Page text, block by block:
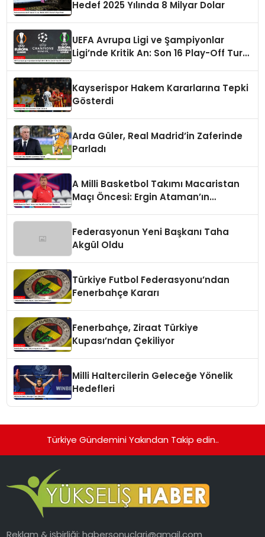
Hedef 2025 Yılında 8 Milyar Dolar
UEFA Avrupa Ligi ve Şampiyonlar
Ligi’nde Kritik An: Son 16 Play-Off Turu
Kayserispor Hakem Kararlarına Tepki
Gösterdi
Arda Güler, Real Madrid’in Zaferinde
Parladı
A Milli Basketbol Takımı Macaristan
Maçı Öncesi: Ergin Ataman’ın
Federasyonun Yeni Başkanı Taha
Akgül Oldu
Türkiye Futbol Federasyonu’ndan
Fenerbahçe Kararı
Fenerbahçe, Ziraat Türkiye
Kupası’ndan Çekiliyor
Milli Haltercilerin Geleceğe Yönelik
Hedefleri
Türkiye Gündemini Yakından Takip edin..
Reklam & işbirliği:habersonuclari@gmail.com